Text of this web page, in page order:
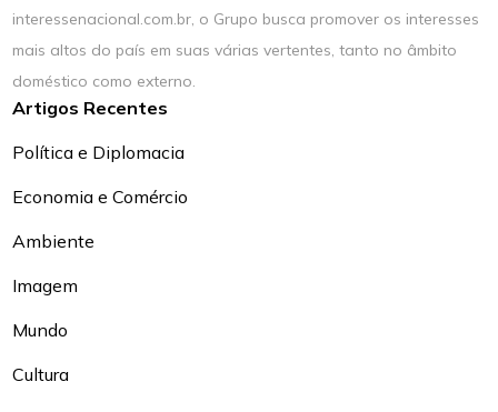
interessenacional.com.br, o Grupo busca promover os interesses
mais altos do país em suas várias vertentes, tanto no âmbito
doméstico como externo.
Artigos Recentes
Política e Diplomacia
Economia e Comércio
Ambiente
Imagem
Mundo
Cultura